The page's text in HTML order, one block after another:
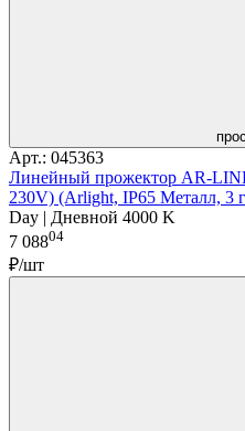
Арт.: 045363
Линейный прожектор AR-
230V) (Arlight, IP65 Металл, 3
Day | Дневной 4000 K
7 08804
₽/шт